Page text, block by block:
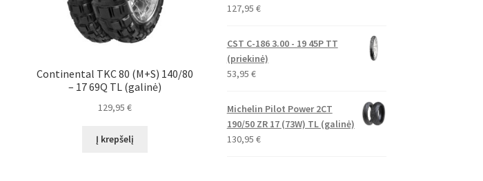
Continental TKC 80 (M+S) 140/80
– 17 69Q TL (galinė)
129,95€
Į krepšelį
127,95 €
CST C-186 3.00 - 19 45P TT
(priekinė)
53,95 €
Michelin Pilot Power 2CT
190/50 ZR 17 (73W) TL (galinė)
130,95 €